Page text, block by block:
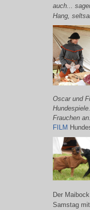
auch...
Hang,
Oscar und
Frauchen an.
FILM
Der
Samstag